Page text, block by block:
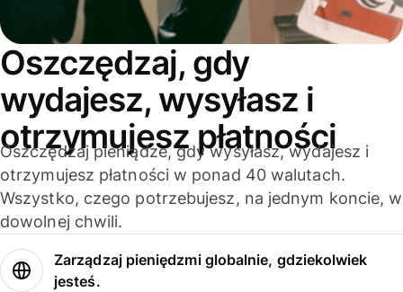
Oszczędzaj, gdy
wydajesz, wysyłasz i
otrzymujesz płatności
Oszczędzaj pieniądze, gdy wysyłasz, wydajesz i
otrzymujesz płatności w ponad 40 walutach.
Wszystko, czego potrzebujesz, na jednym koncie, w
dowolnej chwili.
Zarządzaj pieniędzmi globalnie, gdziekolwiek
jesteś.